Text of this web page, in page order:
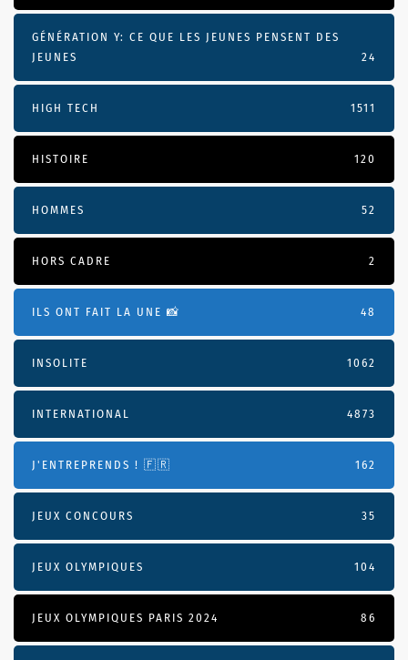
GÉNÉRATION Y: CE QUE LES JEUNES PENSENT DES
JEUNES
24
HIGH TECH 1511
HISTOIRE 120
HOMMES 52
HORS CADRE 2
ILS ONT FAIT LA UNE 📸 48
INSOLITE 1062
INTERNATIONAL 4873
J'ENTREPRENDS ! 🇫🇷 162
JEUX CONCOURS 35
JEUX OLYMPIQUES 104
JEUX OLYMPIQUES PARIS 2024 86